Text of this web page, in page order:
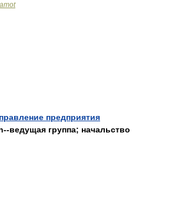
предприятия
ведущая группа; начальство